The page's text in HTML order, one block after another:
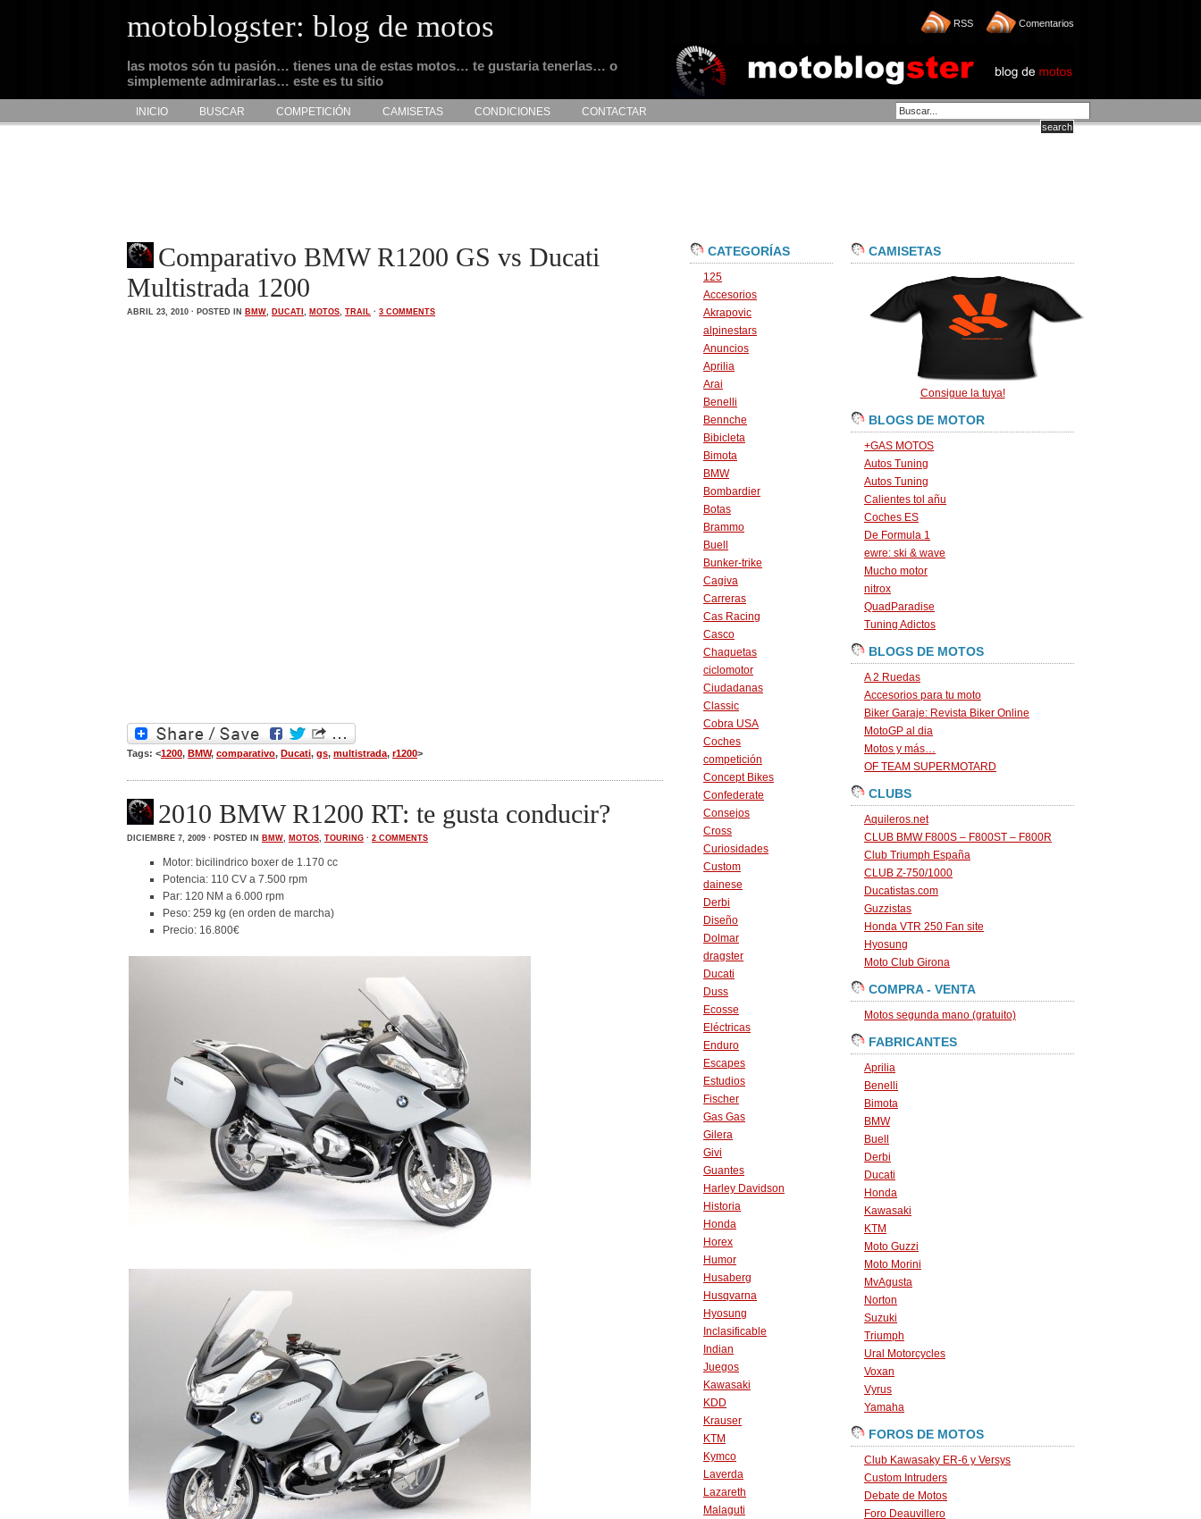
motoblogster: blog de motos
las motos són tu pasión… tienes una de estas motos… te gustaria tenerlas… o
simplemente admirarlas… este es tu sitio
RSS Comentarios
INICIO BUSCAR COMPETICIÓN CAMISETAS CONDICIONES CONTACTAR
Comparativo BMW R1200 GS vs Ducati
Multistrada 1200
ABRIL 23, 2010 · POSTED IN BMW, DUCATI , MOTOS, TRAIL · 3 COMMENTS
Tags: <1200, BMW, comparativo, Ducati, gs, multistrada, r1200>
2010 BMW R1200 RT: te gusta conducir?
DICIEMBRE 7, 2009 · POSTED IN BMW, MOTOS, TOURING · 2 COMMENTS
Motor: bicilindrico boxer de 1.170 cc
Potencia: 110 CV a 7.500 rpm
Par: 120 NM a 6.000 rpm
Peso: 259 kg (en orden de marcha)
Precio: 16.800€
CATEGORÍAS
125
Accesorios
Akrapovic
alpinestars
Anuncios
Aprilia
Arai
Benelli
Bennche
Bibicleta
Bimota
BMW
Bombardier
Botas
Brammo
Buell
Bunker-trike
Cagiva
Carreras
Cas Racing
Casco
Chaquetas
ciclomotor
Ciudadanas
Classic
Cobra USA
Coches
competición
Concept Bikes
Confederate
Consejos
Cross
Curiosidades
Custom
dainese
Derbi
Diseño
Dolmar
dragster
Ducati
Duss
Ecosse
Eléctricas
Enduro
Escapes
Estudios
Fischer
Gas Gas
Gilera
Givi
Guantes
Harley Davidson
Historia
Honda
Horex
Humor
Husaberg
Husqvarna
Hyosung
Inclasificable
Indian
Juegos
Kawasaki
KDD
Krauser
KTM
Kymco
Laverda
Lazareth
Malaguti
CAMISETAS
Consigue la tuya!
BLOGS DE MOTOR
+GAS MOTOS
Autos Tuning
Autos Tuning
Calientes tol añu
Coches ES
De Formula 1
ewre: ski & wave
Mucho motor
nitrox
QuadParadise
Tuning Adictos
BLOGS DE MOTOS
A 2 Ruedas
Accesorios para tu moto
Biker Garaje: Revista Biker Online
MotoGP al dia
Motos y más…
OF TEAM SUPERMOTARD
CLUBS
Aquileros.net
CLUB BMW F800S – F800ST – F800R
Club Triumph España
CLUB Z-750/1000
Ducatistas.com
Guzzistas
Honda VTR 250 Fan site
Hyosung
Moto Club Girona
COMPRA - VENTA
Motos segunda mano (gratuito)
FABRICANTES
Aprilia
Benelli
Bimota
BMW
Buell
Derbi
Ducati
Honda
Kawasaki
KTM
Moto Guzzi
Moto Morini
MvAgusta
Norton
Suzuki
Triumph
Ural Motorcycles
Voxan
Vyrus
Yamaha
FOROS DE MOTOS
Club Kawasaky ER-6 y Versys
Custom Intruders
Debate de Motos
Foro Deauvillero